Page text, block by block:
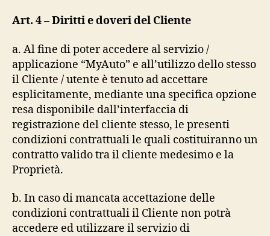
Art. 4 – Diritti e doveri del Cliente
a. Al fine di poter accedere al servizio /
applicazione “MyAuto” e all’utilizzo dello stesso
il Cliente / utente è tenuto ad accettare
esplicitamente, mediante una specifica opzione
resa disponibile dall’interfaccia di
registrazione del cliente stesso, le presenti
condizioni contrattuali le quali costituiranno un
contratto valido tra il cliente medesimo e la
Proprietà.
b. In caso di mancata accettazione delle
condizioni contrattuali il Cliente non potrà
accedere ed utilizzare il servizio di